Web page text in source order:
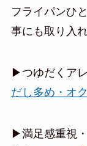
フライパンひ
事にも取り入
▶つゆだくア
だし多め・オ
▶満足感重視